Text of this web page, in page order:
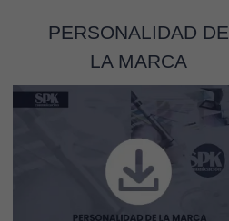
PERSONALIDAD DE
LA MARCA